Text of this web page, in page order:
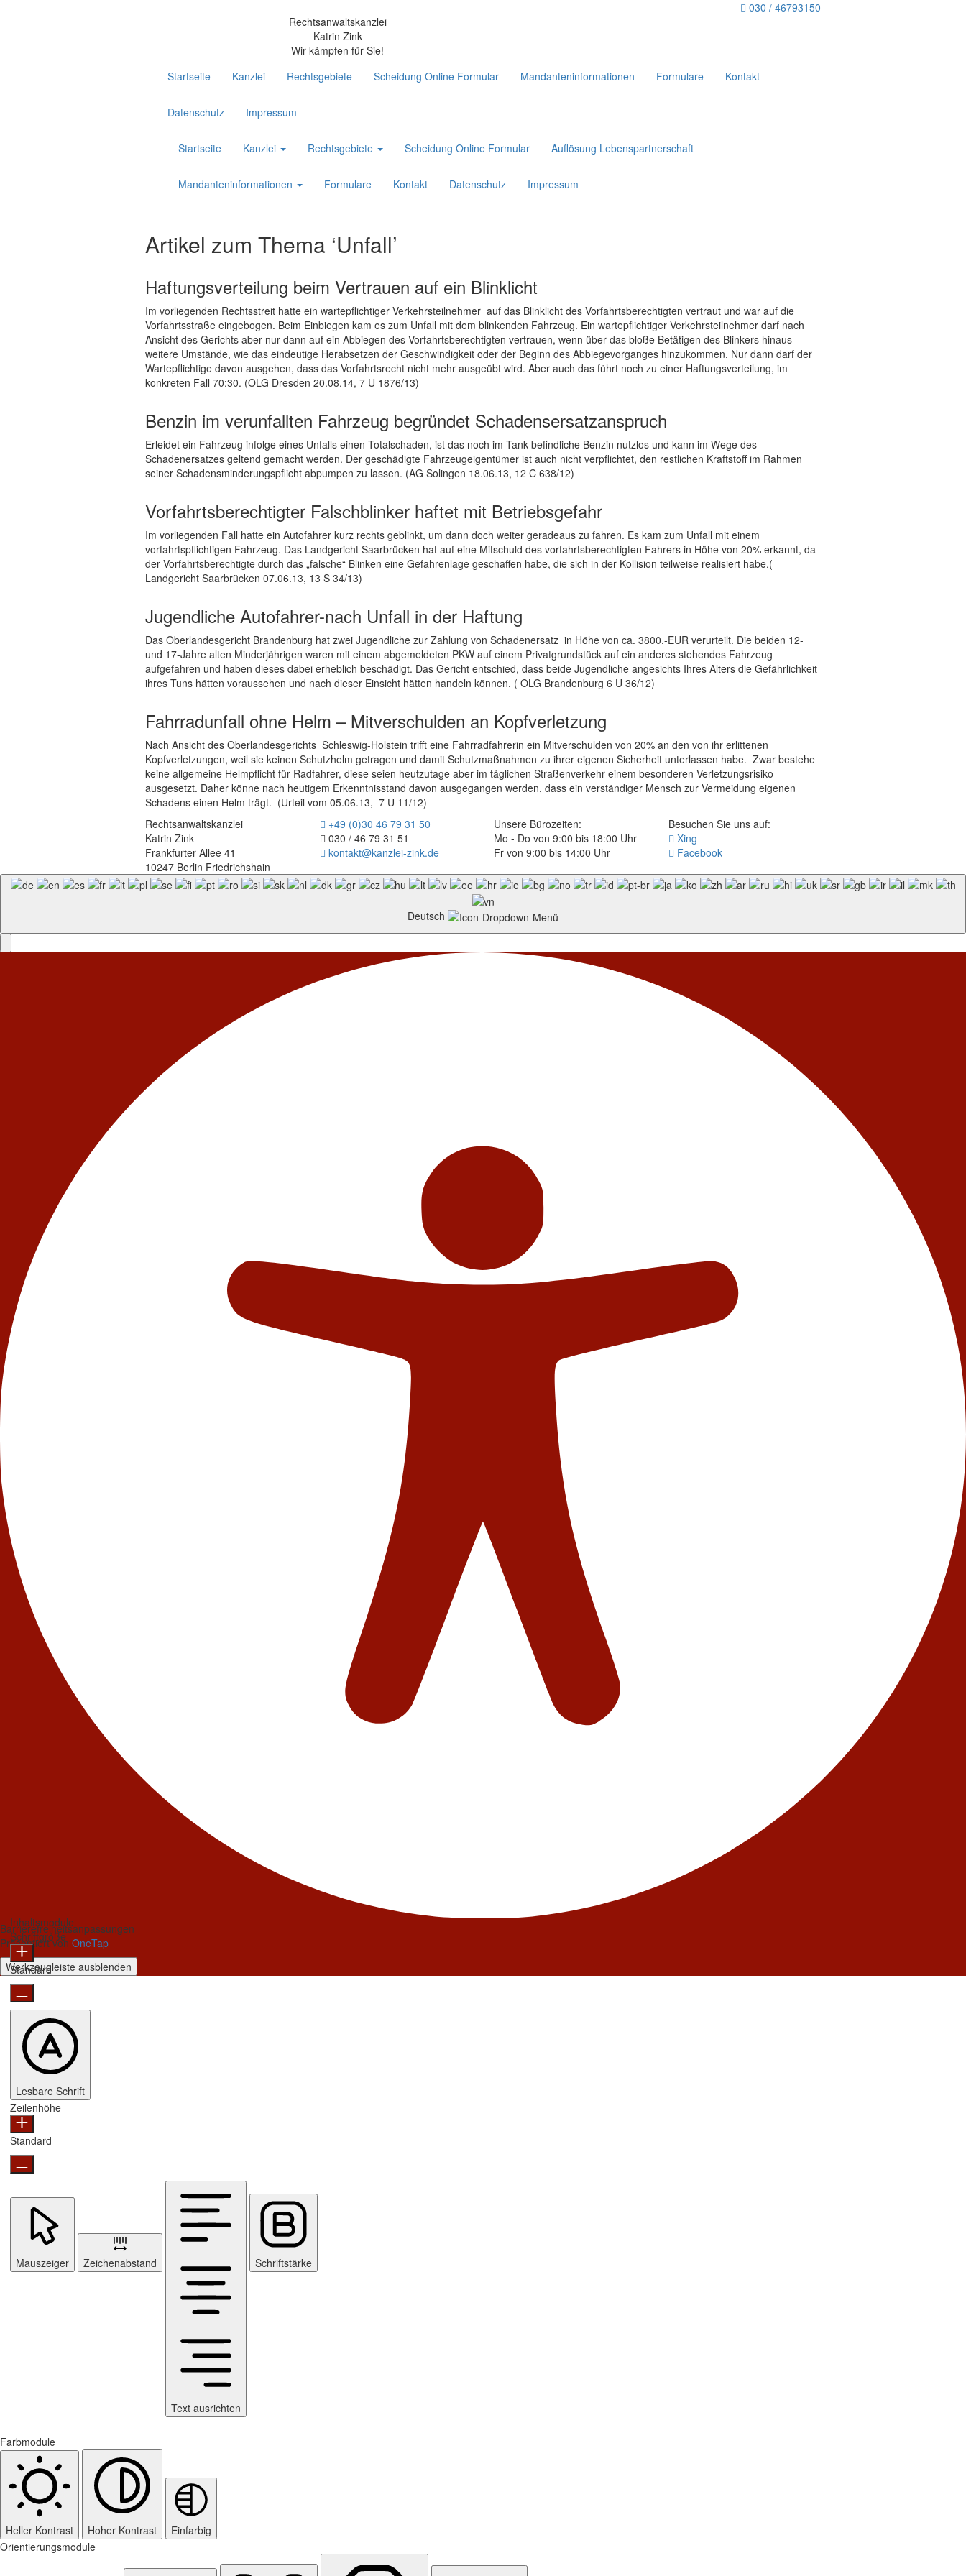
030 / 46793150
Rechtsanwaltskanzlei
Katrin Zink
Wir kämpfen für Sie!
Startseite
Kanzlei Rechtsgebiete Scheidung Online Formular Mandanteninformationen Formulare Kontakt
Datenschutz Impressum
Startseite Kanzlei Rechtsgebiete Scheidung Online Formular Auflösung Lebenspartnerschaft
Mandanteninformationen Formulare Kontakt Datenschutz Impressum
Artikel zum Thema ‘Unfall’
Haftungsverteilung beim Vertrauen auf ein Blinklicht
Im vorliegenden Rechtsstreit hatte ein wartepflichtiger Verkehrsteilnehmer auf das Blinklicht des Vorfahrtsberechtigten vertraut und war auf die
Vorfahrtsstraße eingebogen. Beim Einbiegen kam es zum Unfall mit dem blinkenden Fahrzeug. Ein wartepflichtiger Verkehrsteilnehmer darf nach
Ansicht des Gerichts aber nur dann auf ein Abbiegen des Vorfahrtsberechtigten vertrauen, wenn über das bloße Betätigen des Blinkers hinaus
weitere Umstände, wie das eindeutige Herabsetzen der Geschwindigkeit oder der Beginn des Abbiegevorganges hinzukommen. Nur dann darf der
Wartepflichtige davon ausgehen, dass das Vorfahrtsrecht nicht mehr ausgeübt wird. Aber auch das führt noch zu einer Haftungsverteilung, im
konkreten Fall 70:30. (OLG Dresden 20.08.14, 7 U 1876/13)
Benzin im verunfallten Fahrzeug begründet Schadensersatzanspruch
Erleidet ein Fahrzeug infolge eines Unfalls einen Totalschaden, ist das noch im Tank befindliche Benzin nutzlos und kann im Wege des
Schadenersatzes geltend gemacht werden. Der geschädigte Fahrzeugeigentümer ist auch nicht verpflichtet, den restlichen Kraftstoff im Rahmen
seiner Schadensminderungspflicht abpumpen zu lassen. (AG Solingen 18.06.13, 12 C 638/12)
Vorfahrtsberechtigter Falschblinker haftet mit Betriebsgefahr
Im vorliegenden Fall hatte ein Autofahrer kurz rechts geblinkt, um dann doch weiter geradeaus zu fahren. Es kam zum Unfall mit einem
vorfahrtspflichtigen Fahrzeug. Das Landgericht Saarbrücken hat auf eine Mitschuld des vorfahrtsberechtigten Fahrers in Höhe von 20% erkannt, da
der Vorfahrtsberechtigte durch das „falsche“ Blinken eine Gefahrenlage geschaffen habe, die sich in der Kollision teilweise realisiert habe.(
Landgericht Saarbrücken 07.06.13, 13 S 34/13)
Jugendliche Autofahrer-nach Unfall in der Haftung
Das Oberlandesgericht Brandenburg hat zwei Jugendliche zur Zahlung von Schadenersatz in Höhe von ca. 3800.-EUR verurteilt. Die beiden 12-
und 17-Jahre alten Minderjährigen waren mit einem abgemeldeten PKW auf einem Privatgrundstück auf ein anderes stehendes Fahrzeug
aufgefahren und haben dieses dabei erheblich beschädigt. Das Gericht entschied, dass beide Jugendliche angesichts Ihres Alters die Gefährlichkeit
ihres Tuns hätten voraussehen und nach dieser Einsicht hätten handeln können. ( OLG Brandenburg 6 U 36/12)
Fahrradunfall ohne Helm – Mitverschulden an Kopfverletzung
Nach Ansicht des Oberlandesgerichts Schleswig-Holstein trifft eine Fahrradfahrerin ein Mitverschulden von 20% an den von ihr erlittenen
Kopfverletzungen, weil sie keinen Schutzhelm getragen und damit Schutzmaßnahmen zu ihrer eigenen Sicherheit unterlassen habe. Zwar bestehe
keine allgemeine Helmpflicht für Radfahrer, diese seien heutzutage aber im täglichen Straßenverkehr einem besonderen Verletzungsrisiko
ausgesetzt. Daher könne nach heutigem Erkenntnisstand davon ausgegangen werden, dass ein verständiger Mensch zur Vermeidung eigenen
Schadens einen Helm trägt. (Urteil vom 05.06.13, 7 U 11/12)
Rechtsanwaltskanzlei
Katrin Zink
Frankfurter Allee 41
10247 Berlin Friedrichshain
+49 (0)30 46 79 31 50
030 / 46 79 31 51
kontakt@kanzlei-zink.de
Unsere Bürozeiten:
Mo - Do von 9:00 bis 18:00 Uhr
Fr von 9:00 bis 14:00 Uhr
Besuchen Sie uns auf:
Xing
Facebook
Deutsch
Barrierefreiheitsanpassungen
Präsentiert von OneTap
Werkzeugleiste ausblenden
Inhaltsmodule
Schriftgröße
Standard
Lesbare Schrift
Zeilenhöhe
Standard
Mauszeiger Zeichenabstand
Text ausrichten
Schriftstärke
Farbmodule
Heller Kontrast Hoher Kontrast
Einfarbig
Orientierungsmodule